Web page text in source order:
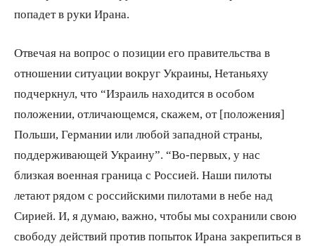
попадет в руки Ирана.
Отвечая на вопрос о позиции его правительства в
отношении ситуации вокруг Украины, Нетаньяху
подчеркнул, что “Израиль находится в особом
положении, отличающемся, скажем, от [положения]
Польши, Германии или любой западной страны,
поддерживающей Украину”. “Во-первых, у нас
близкая военная граница с Россией. Наши пилоты
летают рядом с российскими пилотами в небе над
Сирией. И, я думаю, важно, чтобы мы сохранили свою
свободу действий против попыток Ирана закрепиться в